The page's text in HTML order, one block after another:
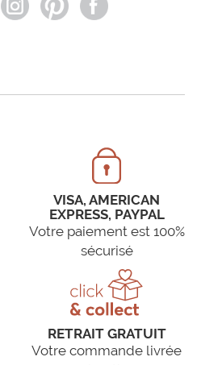
VISA, AMERICAN
EXPRESS, PAYPAL
Votre paiement est 100%
sécurisé
RETRAIT GRATUIT
Votre commande livrée